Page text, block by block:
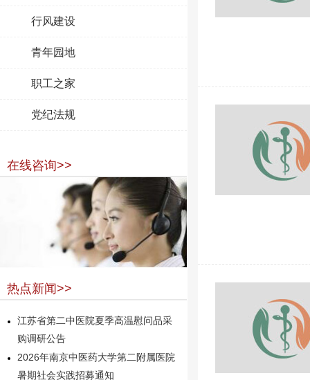
行风建设
青年园地
职工之家
党纪法规
在线咨询>>
热点新闻>>
江苏省第二中医院夏季高温慰问品采
购调研公告
2026年南京中医药大学第二附属医院
暑期社会实践招募通知